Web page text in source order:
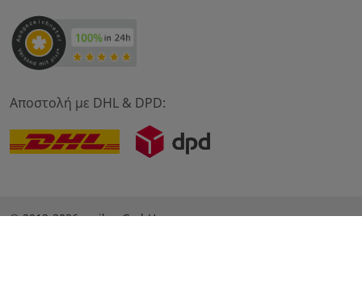
Αποστολή με DHL & DPD:
© 2012-2026 meilon GmbH